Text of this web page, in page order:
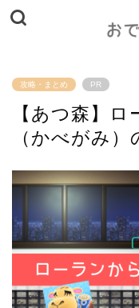
攻略・まとめ PR
【あつ森】
（かべがみ）